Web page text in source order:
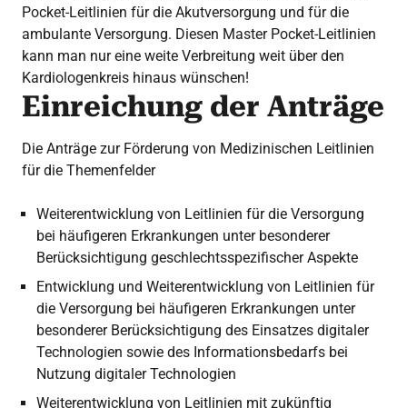
Pocket-Leitlinien für die Akutversorgung und für die
ambulante Versorgung. Diesen Master Pocket-Leitlinien
kann man nur eine weite Verbreitung weit über den
Kardiologenkreis hinaus wünschen!
Einreichung der Anträge
Die Anträge zur Förderung von Medizinischen Leitlinien
für die Themenfelder
Weiterentwicklung von Leitlinien für die Versorgung
bei häufigeren Erkrankungen unter besonderer
Berücksichtigung geschlechtsspezifischer Aspekte
Entwicklung und Weiterentwicklung von Leitlinien für
die Versorgung bei häufigeren Erkrankungen unter
besonderer Berücksichtigung des Einsatzes digitaler
Technologien sowie des Informationsbedarfs bei
Nutzung digitaler Technologien
Weiterentwicklung von Leitlinien mit zukünftig